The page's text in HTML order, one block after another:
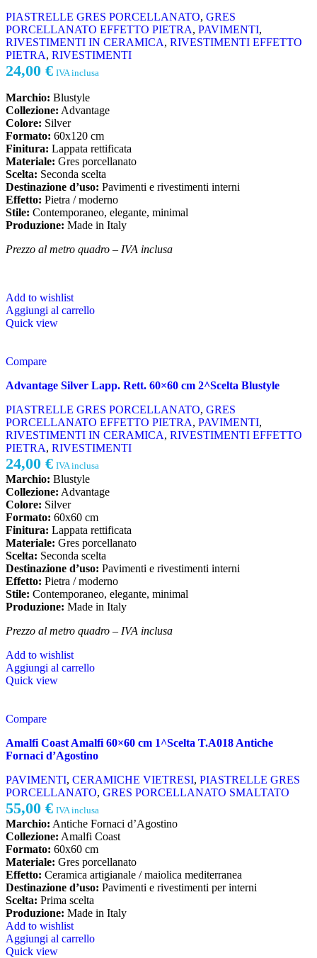
PIASTRELLE GRES PORCELLANATO, GRES
PORCELLANATO EFFETTO PIETRA, PAVIMENTI,
RIVESTIMENTI IN CERAMICA, RIVESTIMENTI EFFETTO
PIETRA, RIVESTIMENTI
24,00 € IVA inclusa
Marchio: Blustyle
Collezione: Advantage
Colore: Silver
Formato: 60x120 cm
Finitura: Lappata rettificata
Materiale: Gres porcellanato
Scelta: Seconda scelta
Destinazione d’uso: Pavimenti e rivestimenti interni
Effetto: Pietra / moderno
Stile: Contemporaneo, elegante, minimal
Produzione: Made in Italy
Prezzo al metro quadro – IVA inclusa
Add to wishlist
Aggiungi al carrello
Quick view
Compare
Advantage Silver Lapp. Rett. 60×60 cm 2^Scelta Blustyle
PIASTRELLE GRES PORCELLANATO, GRES
PORCELLANATO EFFETTO PIETRA, PAVIMENTI,
RIVESTIMENTI IN CERAMICA, RIVESTIMENTI EFFETTO
PIETRA, RIVESTIMENTI
24,00 € IVA inclusa
Marchio: Blustyle
Collezione: Advantage
Colore: Silver
Formato: 60x60 cm
Finitura: Lappata rettificata
Materiale: Gres porcellanato
Scelta: Seconda scelta
Destinazione d’uso: Pavimenti e rivestimenti interni
Effetto: Pietra / moderno
Stile: Contemporaneo, elegante, minimal
Produzione: Made in Italy
Prezzo al metro quadro – IVA inclusa
Add to wishlist
Aggiungi al carrello
Quick view
Compare
Amalfi Coast Amalfi 60×60 cm 1^Scelta T.A018 Antiche
Fornaci d’Agostino
PAVIMENTI, CERAMICHE VIETRESI, PIASTRELLE GRES
PORCELLANATO, GRES PORCELLANATO SMALTATO
55,00 € IVA inclusa
Marchio: Antiche Fornaci d’Agostino
Collezione: Amalfi Coast
Formato: 60x60 cm
Materiale: Gres porcellanato
Effetto: Ceramica artigianale / maiolica mediterranea
Destinazione d’uso: Pavimenti e rivestimenti per interni
Scelta: Prima scelta
Produzione: Made in Italy
Add to wishlist
Aggiungi al carrello
Quick view